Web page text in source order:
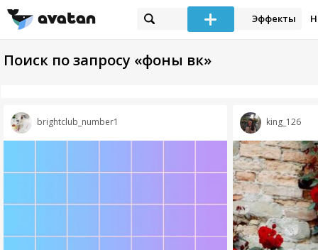
Эффекты
Поиск по запросу «фоны вк»
brightclub_number1 king_126